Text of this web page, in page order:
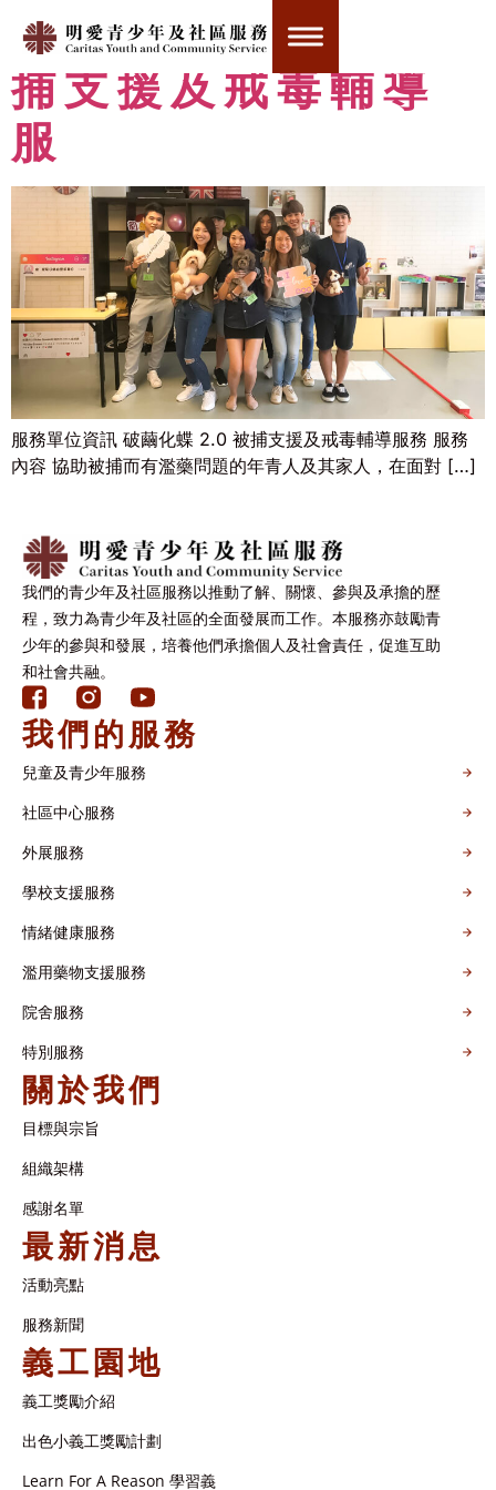
破繭化蝶 2.0 – 被
捕支援及戒毒輔導
服
服務單位資訊 破繭化蝶 2.0 被捕支援及戒毒輔導服務 服務
內容 協助被捕而有濫藥問題的年青人及其家人，在面對 […]
我們的青少年及社區服務以推動了解、關懷、參與及承擔的歷
程，致力為青少年及社區的全面發展而工作。本服務亦鼓勵青
少年的參與和發展，培養他們承擔個人及社會責任，促進互助
和社會共融。
我們的服務
兒童及青少年服務
社區中心服務
外展服務
學校支援服務
情緒健康服務
濫用藥物支援服務
院舍服務
特別服務
關於我們
目標與宗旨
組織架構​
感謝名單​
最新消息
活動亮點
服務新聞
義工園地
義工獎勵介紹
出色小義工獎勵計劃
Learn For A Reason 學習義